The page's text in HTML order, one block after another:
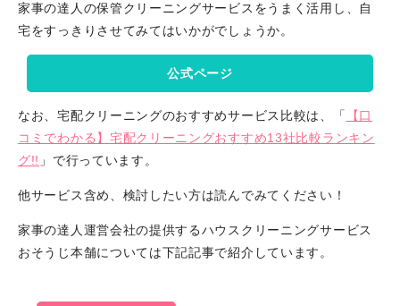
家事の達人の保管クリーニングサービスをうまく活用し、自
宅をすっきりさせてみてはいかがでしょうか。
公式ページ
なお、宅配クリーニングのおすすめサービス比較は、「
【口
コミでわかる】宅配クリーニングおすすめ13社比較ランキン
グ!! 」で行っています。
他サービス含め、検討したい方は読んでみてください！
家事の達人運営会社の提供するハウスクリーニングサービス
おそうじ本舗については下記記事で紹介しています。